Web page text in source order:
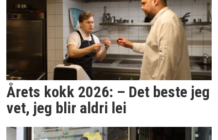
Årets kokk 2026: – Det beste jeg
vet, jeg blir aldri lei